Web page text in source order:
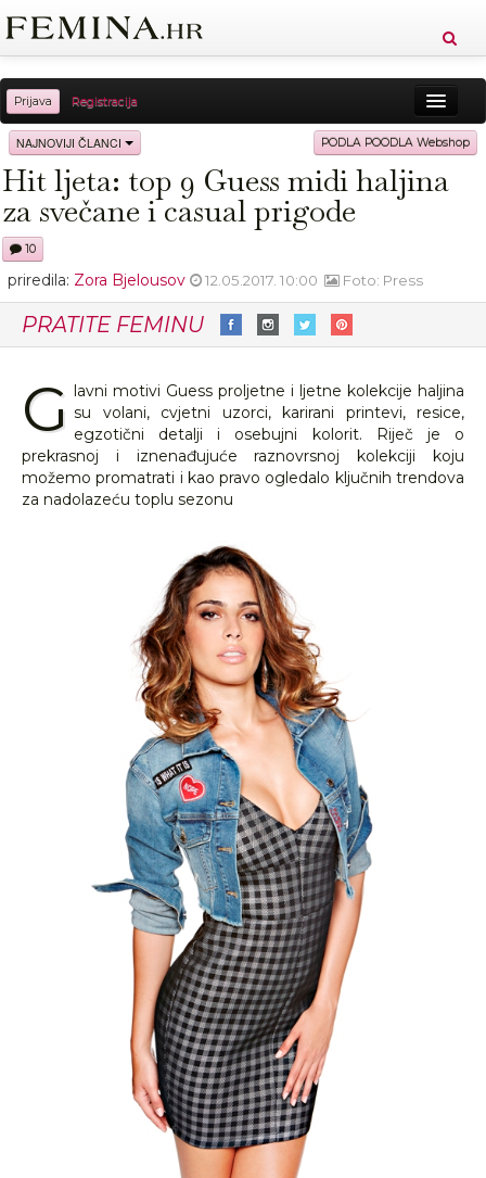
Prijava Registracija
Sreća Zdravlje Vitkost
Moda Ljubav Relax Putovanja Recepti
Knjige Cool
NAJNOVIJI ČLANCI PODLA POODLA Webshop
Hit ljeta: top 9 Guess midi haljina
za svečane i casual prigode
10
priredila: Zora Bjelousov 12.05.2017. 10:00 Foto: Press
PRATITE FEMINU
G lavni motivi Guess proljetne i ljetne kolekcije haljina
su volani, cvjetni uzorci, karirani printevi, resice,
egzotični detalji i osebujni kolorit. Riječ je o
prekrasnoj i iznenađujuće raznovrsnoj kolekciji koju
možemo promatrati i kao pravo ogledalo ključnih trendova
za nadolazeću toplu sezonu